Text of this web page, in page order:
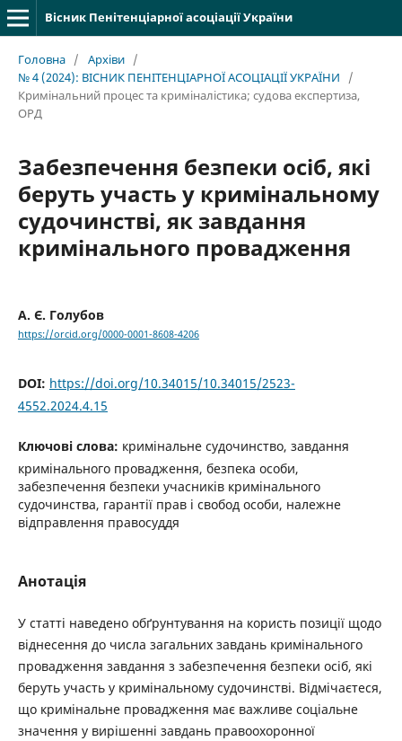
Вісник Пенітенціарної асоціації України
Головна / Архіви /
№ 4 (2024): ВІСНИК ПЕНІТЕНЦІАРНОЇ АСОЦІАЦІЇ УКРАЇНИ
/
Кримінальний процес та криміналістика; судова експертиза,
ОРД
Забезпечення безпеки осіб, які
беруть участь у кримінальному
судочинстві, як завдання
кримінального провадження
А. Є. Голубов
https://orcid.org/0000-0001-8608-4206
DOI: https://doi.org/10.34015/10.34015/2523-
4552.2024.4.15
Ключові слова: кримінальне судочинство, завдання
кримінального провадження, безпека особи,
забезпечення безпеки учасників кримінального
судочинства, гарантії прав і свобод особи, належне
відправлення правосуддя
Анотація
У статті наведено обґрунтування на користь позиції щодо
віднесення до числа загальних завдань кримінального
провадження завдання з забезпечення безпеки осіб, які
беруть участь у кримінальному судочинстві. Відмічаєтеся,
що кримінальне провадження має важливе соціальне
значення у вирішенні завдань правоохоронної